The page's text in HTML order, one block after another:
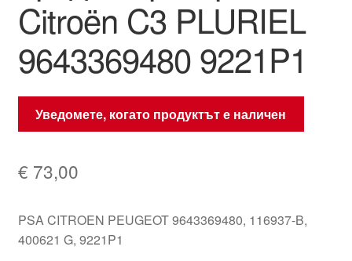
Citroën C3 PLURIEL
9643369480 9221P1
Уведомете, когато продуктът е наличен
€ 73,00
PSA CITROEN PEUGEOT 9643369480, 116937-B,
400621 G, 9221P1